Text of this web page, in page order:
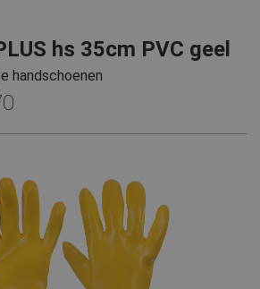
hs 35cm PVC geel
handschoenen